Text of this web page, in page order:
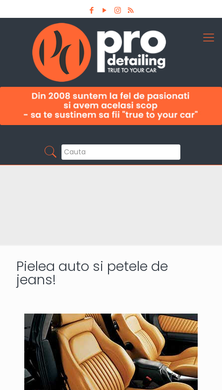
Pielea auto si petele de
jeans!
Aboneaza-te la newsletter
Pro Detailing
Sunt primul care afla noutatile din domeniu la